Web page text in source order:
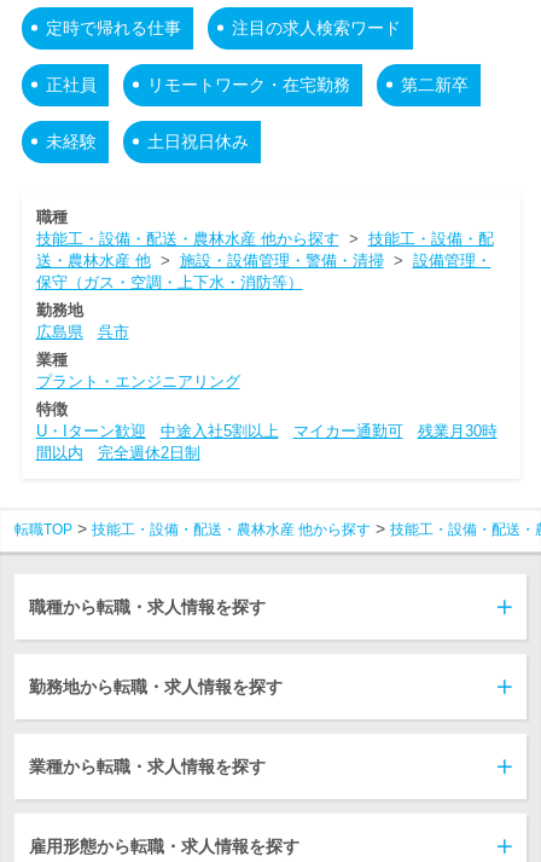
定時で帰れる仕事 注目の求人検索ワード
正社員 リモートワーク・在宅勤務 第二新卒
未経験 土日祝日休み
職種
技能工・設備・配送・農林水産 他から探す > 技能工・設備・配
送・農林水産 他> 施設・設備管理・警備・清掃> 設備管理・
保守（ガス・空調・上下水・消防等）
勤務地
広島県
呉市
業種
プラント・エンジニアリング
特徴
U・Iターン歓迎
中途入社5割以上 マイカー通勤可
残業月30時
間以内
完全週休2日制
転職TOP 技能工・設備・配送・農林水産 他から探す 技能工・設備・配送・
職種から転職・求人情報を探す
勤務地から転職・求人情報を探す
業種から転職・求人情報を探す
雇用形態から転職・求人情報を探す